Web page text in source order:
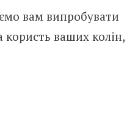
вам випробувати
користь ваших колін,